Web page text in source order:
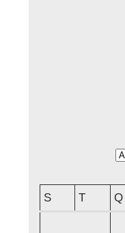
A
q
S
T Q